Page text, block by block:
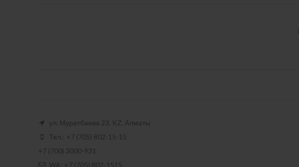
ул. Муратбаева 23, KZ, Алматы
Тел.: +7 (705) 802-15-15
+7 (700) 3000-931
WA: +7 (705) 802-1515